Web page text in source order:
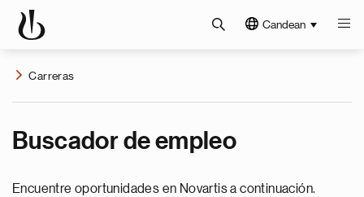
Candean
Carreras
Buscador de empleo
Encuentre oportunidades en Novartis a continuación.